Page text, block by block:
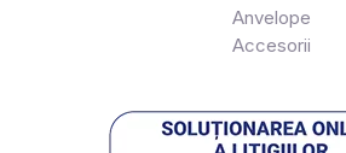
Anvelope
Accesorii